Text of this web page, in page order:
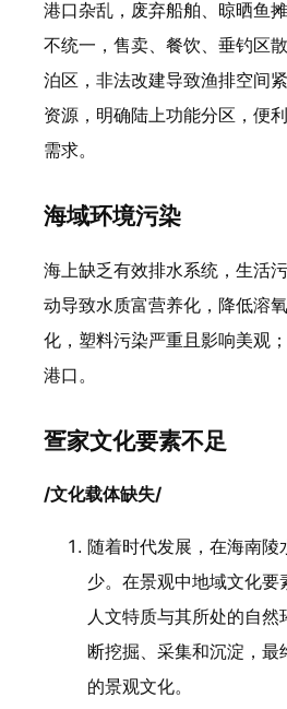
港口杂乱，废弃船舶、晾晒鱼
不统一，售卖、餐饮、垂钓区
泊区，非法改建导致渔排空间
资源，明确陆上功能分区，便
需求。
海域环境污染
海上缺乏有效排水系统，生活
动导致水质富营养化，降低溶
化，塑料污染严重且影响美观
港口。
疍家文化要素不足
/文化载体缺失/
随着时代发展，在海南陵
少。在景观中地域文化要
人文特质与其所处的自然
断挖掘、采集和沉淀，最
的景观文化。